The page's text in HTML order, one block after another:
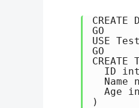
CREATE
GO
USE
GO
ID
Name
Age
)